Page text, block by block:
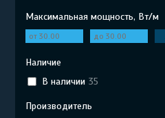
Максимальная мощность, Вт/м
Наличие
В наличии 35
Производитель